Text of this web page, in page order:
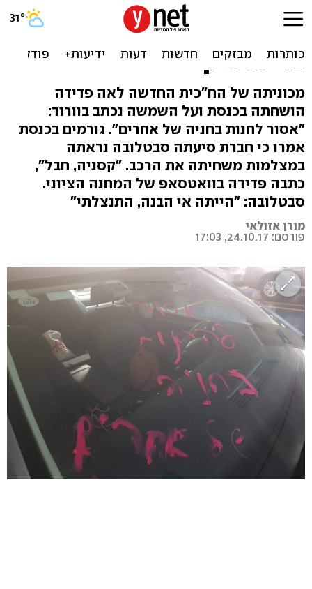
סערה בכנסת: סבטלובה
השחיתה רכב ח"כית
בליפסטיק
מכוניתה של הח"כית החדשה לאה פדידה
הושחתה בכנסת ועל השמשה נכתב בוורוד:
"אסור לחנות בחניה של אחרים". גורמים בכנסת
אמרו כי חברת סיעתה סבטלובה נראתה
במצלמות משחיתה את הרכב. "קסניה, חבל",
כתבה פדידה בוואטסאפ של המחנה הציוני.
סבטלובה: "הייתה אי הבנה, התנצלתי"
מורן אזולאי
פורסם: 24.10.17, 17:03